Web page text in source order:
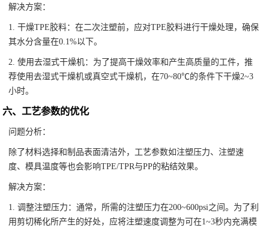
解决方案：
1. 干燥TPE胶料：在二次注塑前，应对TPE胶料进行干燥处理，确保
其水分含量在0.1%以下。
2. 使用去湿式干燥机：为了提高干燥效率和产生高质量的工件，推
荐使用去湿式干燥机或真空式干燥机，在70~80℃的条件下干燥2~3
小时。
六、工艺参数的优化
问题分析：
除了材料选择和制品表面清洁外，工艺参数如注塑压力、注塑速
度、模具温度等也会影响TPE/TPR与PP的粘结效果。
解决方案：
1. 调整注塑压力：通常，所需的注塑压力在200~600psi之间。为了利
用剪切稀化所产生的好处，应将注塑速度调整为可在1~3秒内充满模